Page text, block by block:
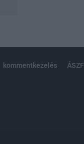
kommentkezelés ÁSZF